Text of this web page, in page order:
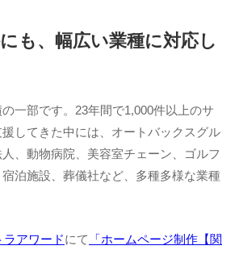
も、幅広い業種に対応し
の一部です。23年間で1,000件以上のサ
してきた中には、オートバックスグル
、動物病院、美容室チェーン、ゴルフ
泊施設、葬儀社など、多種多様な業種
ラアワードにて
「ホームページ制作【関